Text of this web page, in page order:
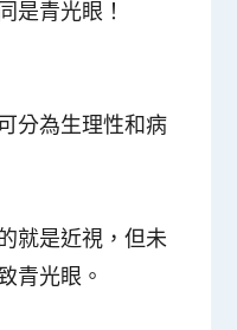
是青光眼！
分為生理性和病
就是近視，但未
青光眼。